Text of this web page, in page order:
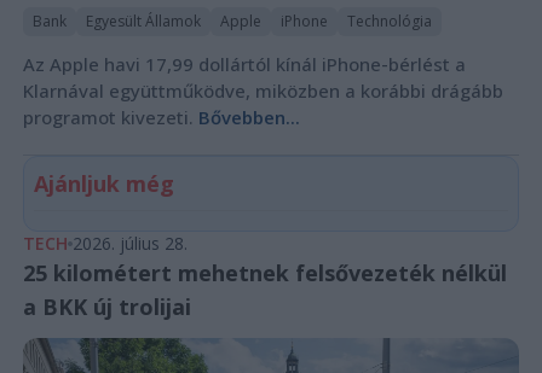
Bank Egyesült Államok Apple iPhone Technológia
Az Apple havi 17,99 dollártól kínál iPhone-bérlést a
Klarnával együttműködve, miközben a korábbi drágább
programot kivezeti. Bővebben...
Ajánljuk még
TECH 2026. július 28.
25 kilométert mehetnek felsővezeték nélkül
a BKK új trolijai